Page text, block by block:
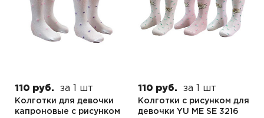
110 руб. за 1 шт
Колготки для девочки
капроновые с рисунком
110 руб. за 1 шт
Колготки с рисунком для
девочки YU ME SE 3216